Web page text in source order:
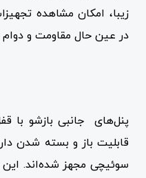
زیبا، امکان مشاهده
در عین حال مقاومت و دوام
پنل‌های جانبی بازشو با
قابلیت باز و بسته شدن
سوئیچی مجهز شده‌اند.